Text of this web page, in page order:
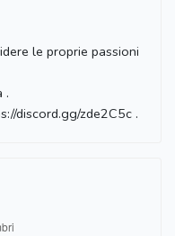
le proprie passioni
.
discord.gg/zde2C5c .